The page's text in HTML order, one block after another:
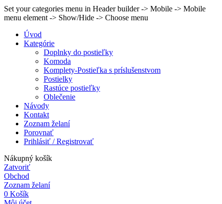
Set your categories menu in Header builder -> Mobile -> Mobile
menu element -> Show/Hide -> Choose menu
Úvod
Kategórie
Doplnky do postieľky
Komoda
Komplety-Postieľka s príslušenstvom
Postielky
Rastúce postieľky
Oblečenie
Návody
Kontakt
Zoznam želaní
Porovnať
Prihlásiť / Registrovať
Nákupný košík
Zatvoriť
Obchod
Zoznam želaní
0 Košík